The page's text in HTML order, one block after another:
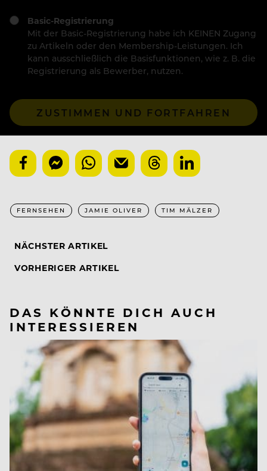
Basic-Registrierung
Mit der Basic-Registrierung habe ich KEINEN Zugang
zu Artikeln oder den Membership-Leistungen. Ich
kann ausschließlich die Basisfunktionen, wie z. B. die
Registrierung als Bewerber, nutzen.
ZUSTIMMEN UND FORTFAHREN
FERNSEHEN JAMIE OLIVER TIM MÄLZER
NÄCHSTER ARTIKEL
VORHERIGER ARTIKEL
DAS KÖNNTE DICH AUCH
INTERESSIEREN